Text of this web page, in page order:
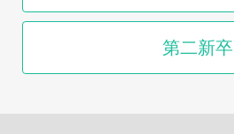
第二新卒